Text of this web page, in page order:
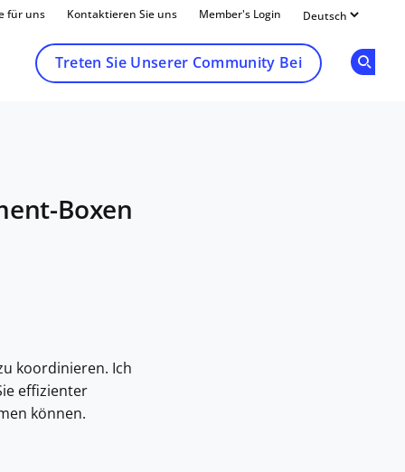
für uns Kontaktieren Sie uns Member's Login
Treten Sie Unserer Community Bei
Boxen
koordinieren. Ich
effizienter
können.